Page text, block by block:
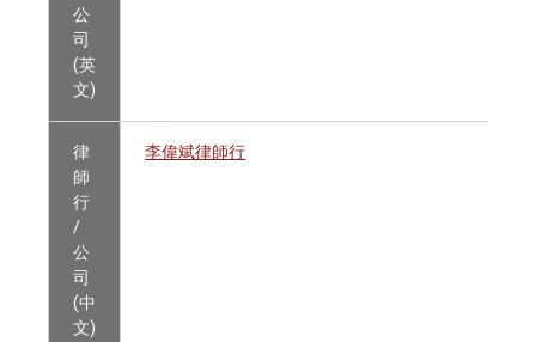
公
司
(英
文)
律
師
行
/
公
司
(中
文)
李偉斌律師行